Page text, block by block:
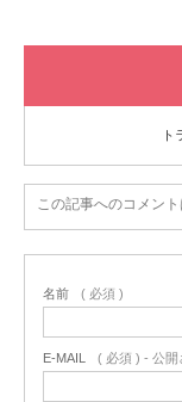
ト
この記事へのコメント
名前 ( 必須 )
E-MAIL ( 必須 ) - 公開